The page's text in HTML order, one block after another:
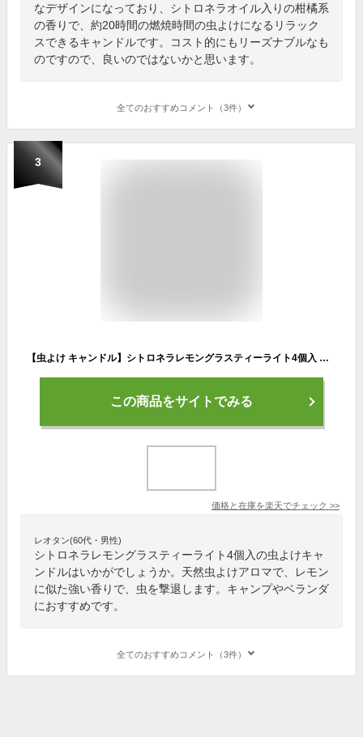
なデザインになっており、シトロネラオイル入りの柑橘系
の香りで、約20時間の燃焼時間の虫よけになるリラック
スできるキャンドルです。コスト的にもリーズナブルなも
のですので、良いのではないかと思います。
全てのおすすめコメント（3件）
3
【虫よけ キャンドル】シトロネラレモングラスティーライト4個入 アウトドアアイテムとして人気使いやすいティンタイプ天然の虫除けアロマ カメヤマ
この商品をサイトでみる
価格と在庫を楽天でチェック >>
レオタン(60代・男性)
シトロネラレモングラスティーライト4個入の虫よけキャ
ンドルはいかがでしょうか。天然虫よけアロマで、レモン
に似た強い香りで、虫を撃退します。キャンプやベランダ
におすすめです。
全てのおすすめコメント（3件）